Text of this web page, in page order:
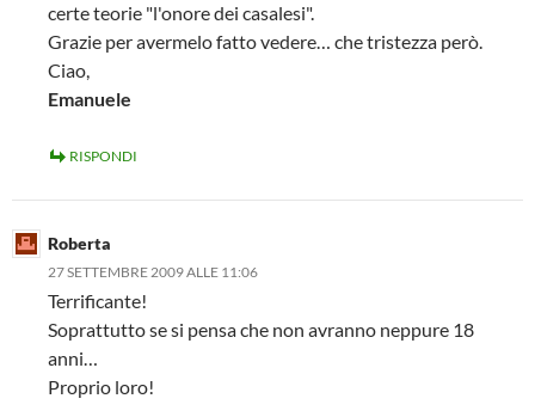
certe teorie "l'onore dei casalesi".
Grazie per avermelo fatto vedere… che tristezza però.
Ciao,
Emanuele
RISPONDI
Roberta
27 SETTEMBRE 2009 ALLE 11:06
Terrificante!
Soprattutto se si pensa che non avranno neppure 18
anni…
Proprio loro!